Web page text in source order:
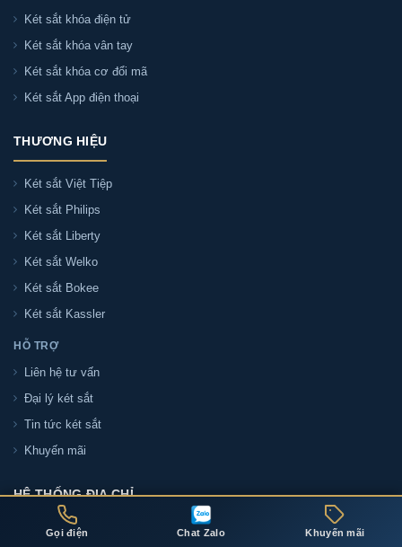
Gọi điện Chat Zalo Khuyến mãi
Két sắt khóa điện tử
Két sắt khóa vân tay
Két sắt khóa cơ đổi mã
Két sắt App điện thoại
THƯƠNG HIỆU
Két sắt Việt Tiệp
Két sắt Philips
Két sắt Liberty
Két sắt Welko
Két sắt Bokee
Két sắt Kassler
HỖ TRỢ
Liên hệ tư vấn
Đại lý két sắt
Tin tức két sắt
Khuyến mãi
HỆ THỐNG ĐỊA CHỈ
ĐỊA CHỈ THÀNH PHỐ HỒ CHÍ MINH